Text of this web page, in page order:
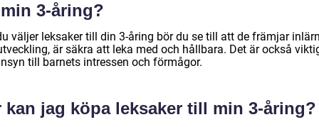
3-åring?
väljer leksaker till din 3-åring bör du se till att de främjar
är säkra att leka med och hållbara. Det är också
till barnets intressen och förmågor.
kan jag köpa leksaker till min 3-åring?